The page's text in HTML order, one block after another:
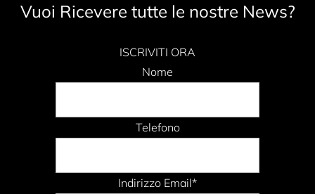
Vuoi Ricevere tutte le nostre News?
ISCRIVITI ORA
Nome
Telefono
Indirizzo Email*